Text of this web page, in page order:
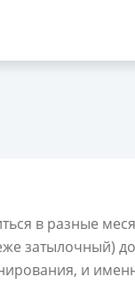
в разные
затылочный)
и